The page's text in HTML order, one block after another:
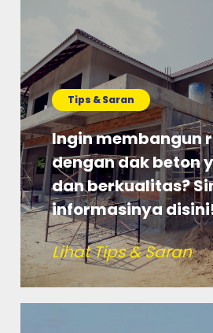
Tips & Saran
Ingin membangun
dengan dak beton
dan berkualitas?
informasinya
Lihat Tips & Saran